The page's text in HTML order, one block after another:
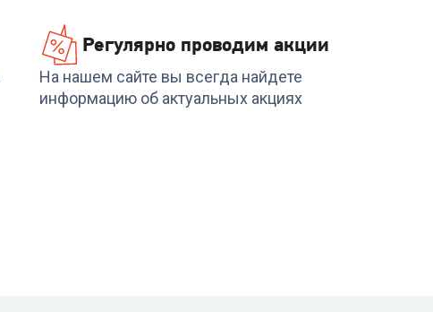
Регулярно проводим акции
На нашем сайте вы всегда найдете
информацию об актуальных акциях